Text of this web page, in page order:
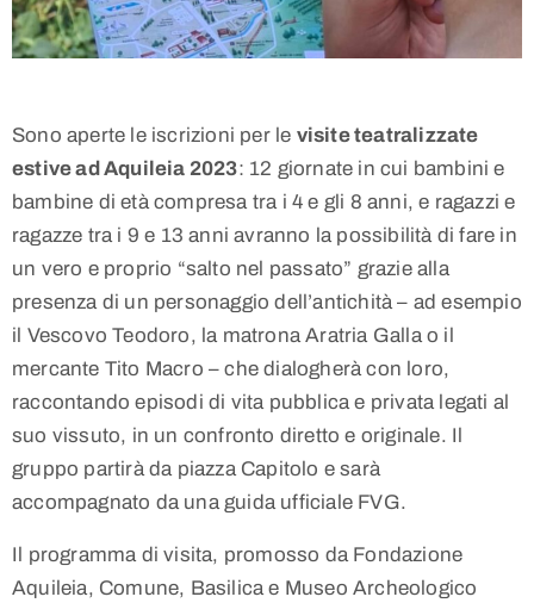
Sono aperte le iscrizioni per le visite teatralizzate
estive ad Aquileia 2023: 12 giornate in cui bambini e
bambine di età compresa tra i 4 e gli 8 anni, e ragazzi e
ragazze tra i 9 e 13 anni avranno la possibilità di fare in
un vero e proprio “salto nel passato” grazie alla
presenza di un personaggio dell’antichità – ad esempio
il Vescovo Teodoro, la matrona Aratria Galla o il
mercante Tito Macro – che dialogherà con loro,
raccontando episodi di vita pubblica e privata legati al
suo vissuto, in un confronto diretto e originale. Il
gruppo partirà da piazza Capitolo e sarà
accompagnato da una guida ufficiale FVG.
Il programma di visita, promosso da Fondazione
Aquileia, Comune, Basilica e Museo Archeologico